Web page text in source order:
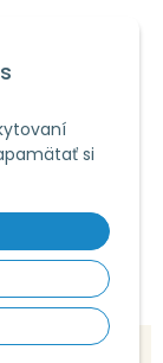
si
,webhosting